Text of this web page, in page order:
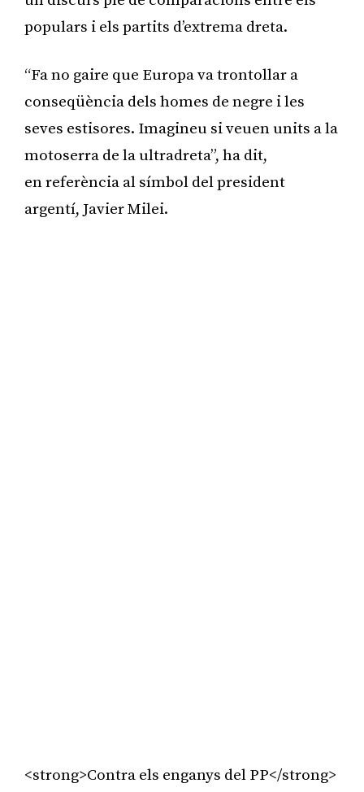
populars i els partits d’extrema dreta.
“Fa no gaire que Europa va trontollar a
conseqüència dels homes de negre i les
seves estisores. Imagineu si veuen units a la
motoserra de la ultradreta”, ha dit,
en referència al símbol del president
argentí, Javier Milei.
<strong>Contra els enganys del PP</strong>